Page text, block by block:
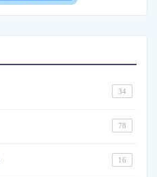
34
78
16